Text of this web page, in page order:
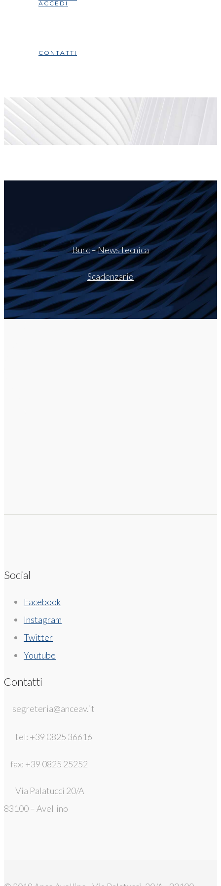
ACCEDI
CONTATTI
Burc–News tecnica
Scadenzario
Social
Facebook
Instagram
Twitter
Youtube
Contatti
segreteria@anceav.it
tel: +39 0825 36616
fax: +39 0825 25252
Via Palatucci 20/A
83100 – Avellino